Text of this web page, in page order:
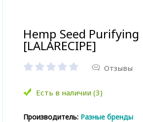
Hemp Seed Purifying
[LALARECIPE]
Отзывы
Есть в наличии (3)
Производитель: Разные бренды